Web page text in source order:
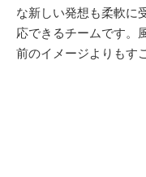
な新しい発想も柔軟に
応できるチームです。
前のイメージよりもす